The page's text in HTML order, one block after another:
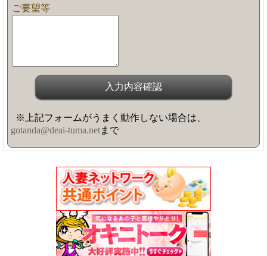
ご要望等
※上記フォームがうまく動作しない場合は、
gotanda@deai-tuma.netまで